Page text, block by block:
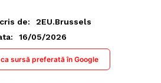
de:
2EU.Brussels
16/05/2026
sursă preferată în Google